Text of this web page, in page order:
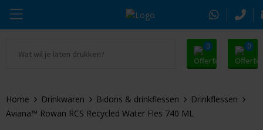
0 0
Drinkwaren
Alle promosnoepje
Zomer
Thule
Home Drinkwaren Bidons & drinkflessen
Drinkflessen
Aviana™ Rowan RCS Recycled Water Fles 740 ML